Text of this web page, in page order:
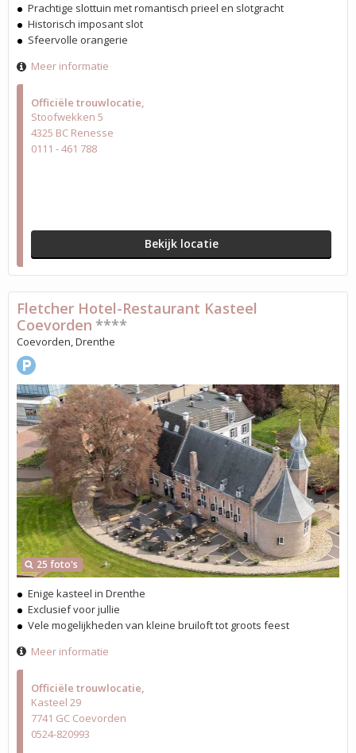
Officiële trouwlocatie
Stoofwekken 5
4325 BC Renesse
0111 - 461 788
Bekijk locatie
Prachtige slottuin met romantisch prieel en slotgracht
Historisch imposant slot
Sfeervolle orangerie
Meer informatie
Officiële trouwlocatie
Kasteel 29
7741 GC Coevorden
0524-820993
25 foto's
Fletcher Hotel-Restaurant Kasteel
Coevorden ****
Coevorden, Drenthe
Enige kasteel in Drenthe
Exclusief voor jullie
Vele mogelijkheden van kleine bruiloft tot groots feest
Meer informatie